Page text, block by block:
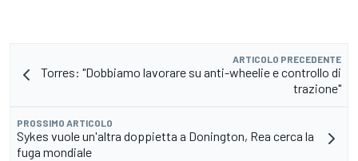
ARTICOLO PRECEDENTE
Torres: "Dobbiamo lavorare su anti-wheelie e controllo di
trazione"
PROSSIMO ARTICOLO
Sykes vuole un'altra doppietta a Donington, Rea cerca la
fuga mondiale